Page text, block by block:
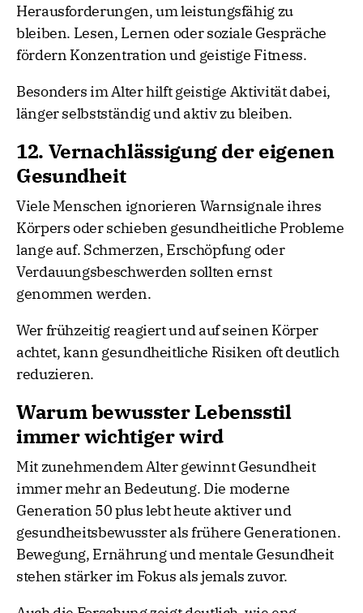
Herausforderungen, um leistungsfähig zu
bleiben. Lesen, Lernen oder soziale Gespräche
fördern Konzentration und geistige Fitness.
Besonders im Alter hilft geistige Aktivität dabei,
länger selbstständig und aktiv zu bleiben.
12. Vernachlässigung der eigenen
Gesundheit
Viele Menschen ignorieren Warnsignale ihres
Körpers oder schieben gesundheitliche Probleme
lange auf. Schmerzen, Erschöpfung oder
Verdauungsbeschwerden sollten ernst
genommen werden.
Wer frühzeitig reagiert und auf seinen Körper
achtet, kann gesundheitliche Risiken oft deutlich
reduzieren.
Warum bewusster Lebensstil
immer wichtiger wird
Mit zunehmendem Alter gewinnt Gesundheit
immer mehr an Bedeutung. Die moderne
Generation 50 plus lebt heute aktiver und
gesundheitsbewusster als frühere Generationen.
Bewegung, Ernährung und mentale Gesundheit
stehen stärker im Fokus als jemals zuvor.